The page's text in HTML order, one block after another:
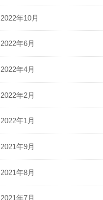
2022年10月
2022年6月
2022年4月
2022年2月
2022年1月
2021年9月
2021年8月
2021年7月